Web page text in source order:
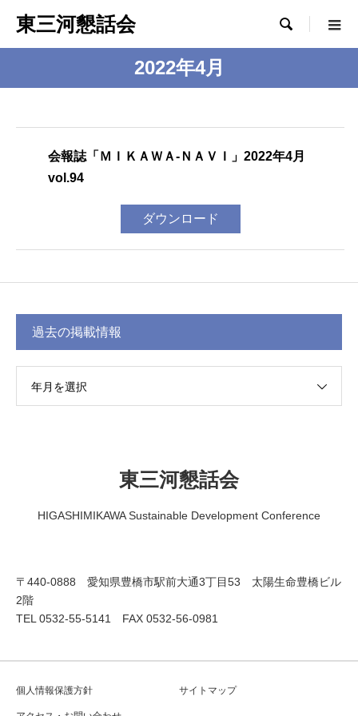
東三河懇話会 
2022年4月
会報誌「ＭＩＫＡＷＡ-ＮＡＶＩ」2022年4月
vol.94
ダウンロード
過去の掲載情報
年月を選択
東三河懇話会
HIGASHIMIKAWA Sustainable Development Conference
〒440-0888 愛知県豊橋市駅前大通3丁目53 太陽生命豊橋ビル
2階
TEL 0532-55-5141 FAX 0532-56-0981
個人情報保護方針 サイトマップ